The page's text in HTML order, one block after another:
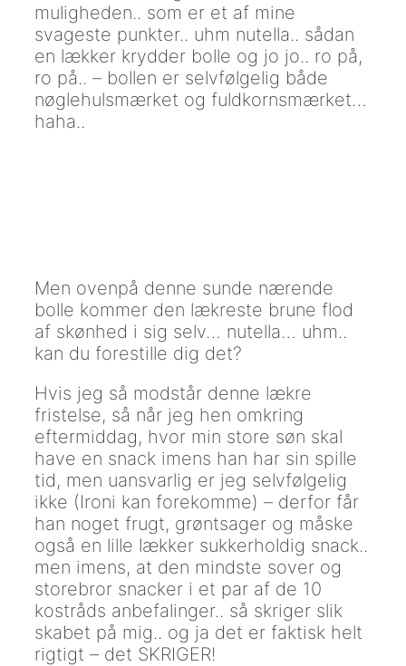
muligheden.. som er et af mine
svageste punkter.. uhm nutella.. sådan
en lækker krydder bolle og jo jo.. ro på,
ro på.. – bollen er selvfølgelig både
nøglehulsmærket og fuldkornsmærket…
haha..
Men ovenpå denne sunde nærende
bolle kommer den lækreste brune flod
af skønhed i sig selv… nutella… uhm..
kan du forestille dig det?
Hvis jeg så modstår denne lækre
fristelse, så når jeg hen omkring
eftermiddag, hvor min store søn skal
have en snack imens han har sin spille
tid, men uansvarlig er jeg selvfølgelig
ikke (Ironi kan forekomme) – derfor får
han noget frugt, grøntsager og måske
også en lille lækker sukkerholdig snack..
men imens, at den mindste sover og
storebror snacker i et par af de 10
kostråds anbefalinger.. så skriger slik
skabet på mig.. og ja det er faktisk helt
rigtigt – det SKRIGER!